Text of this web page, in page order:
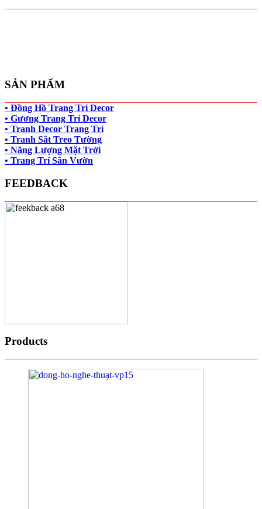
SẢN PHẨM
• Đồng Hồ Trang Trí Decor
• Gương Trang Trí Decor
• Tranh Decor Trang Trí
• Tranh Sắt Treo Tường
• Năng Lượng Mặt Trời
• Trang Trí Sân Vườn
FEEDBACK
Products